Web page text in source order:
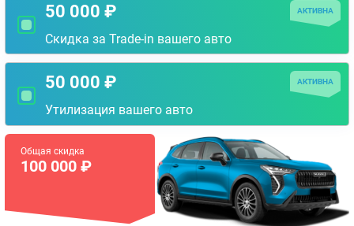
50 000 ₽
Скидка за Trade-in вашего авто
АКТИВНА
50 000 ₽
Утилизация вашего авто
АКТИВНА
Общая скидка
100 000 ₽